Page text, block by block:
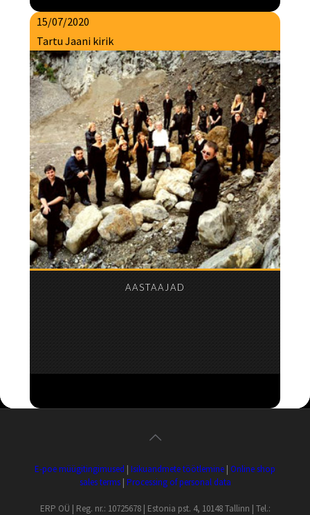
15/07/2020
Tartu Jaani kirik
AASTAAJAD
E-poe müügitingimused | Isikuandmete töötlemine | Online shop
sales terms| Processing of personal data
ERP OÜ | Reg. nr.: 10725678 | Estonia pst. 4, 10148 Tallinn | Tel.: